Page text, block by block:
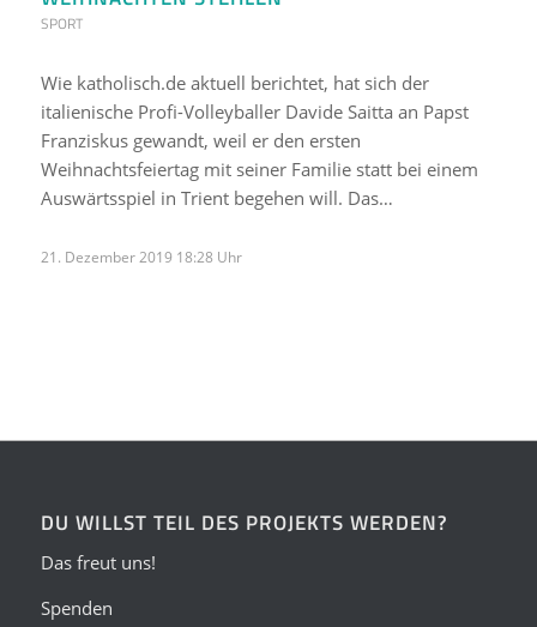
SPORT
Wie katholisch.de aktuell berichtet, hat sich der
italienische Profi-Volleyballer Davide Saitta an Papst
Franziskus gewandt, weil er den ersten
Weihnachtsfeiertag mit seiner Familie statt bei einem
Auswärtsspiel in Trient begehen will. Das…
21. Dezember 2019 18:28 Uhr
DU WILLST TEIL DES PROJEKTS WERDEN?
Das freut uns!
Spenden